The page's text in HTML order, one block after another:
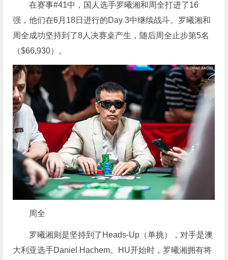
在赛事#41中，国人选手罗曦湘和周全打进了16
强，他们在6月18日进行的Day 3中继续战斗。罗曦湘和
周全成功坚持到了8人决赛桌产生，随后周全止步第5名
（$66,930）。
周全
罗曦湘则是坚持到了Heads-Up（单挑），对手是澳
大利亚选手Daniel Hachem。HU开始时，罗曦湘拥有将